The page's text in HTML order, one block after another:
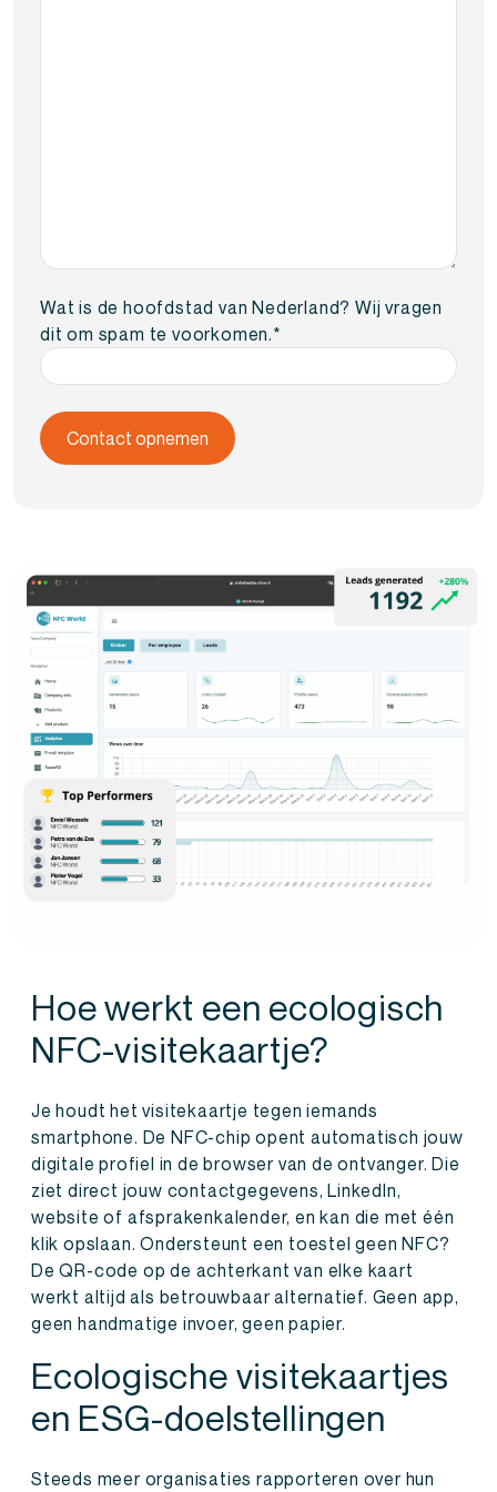
Wat is de hoofdstad van Nederland? Wij vragen
dit om spam te voorkomen.*
Hoe werkt een ecologisch
NFC-visitekaartje?
Je houdt het visitekaartje tegen iemands
smartphone. De NFC-chip opent automatisch jouw
digitale profiel in de browser van de ontvanger. Die
ziet direct jouw contactgegevens, LinkedIn,
website of afsprakenkalender, en kan die met één
klik opslaan. Ondersteunt een toestel geen NFC?
De QR-code op de achterkant van elke kaart
werkt altijd als betrouwbaar alternatief. Geen app,
geen handmatige invoer, geen papier.
Ecologische visitekaartjes
en ESG-doelstellingen
Steeds meer organisaties rapporteren over hun